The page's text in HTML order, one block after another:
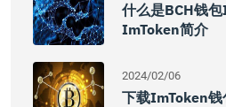
什么是BCH钱
ImToken简介
2024/02/06
下载imToken钱